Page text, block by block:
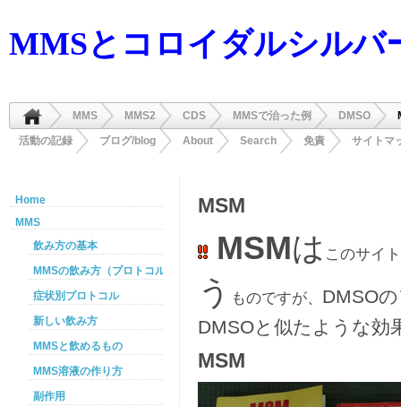
MMSとコロイダルシルバ
MMS MMS2 CDS MMSで治った例 DMSO
活動の記録
ブログ/blog About Search 免責 サイトマ
MSM
MSMは このサイ
う ものですが、 DMSO
DMSOと似たような効
MSM
Home
MMS
飲み方の基本
MMSの飲み方（プロトコル）
症状別プロトコル
新しい飲み方
MMSと飲めるもの
MMS溶液の作り方
副作用